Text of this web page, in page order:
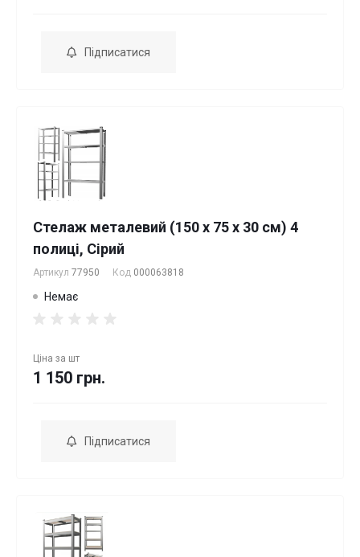
Підписатися
Стелаж металевий (150 х 75 х 30 см) 4
полиці, Сірий
Артикул 77950 Код 000063818
Немає
Ціна за шт
1 150 грн.
Підписатися